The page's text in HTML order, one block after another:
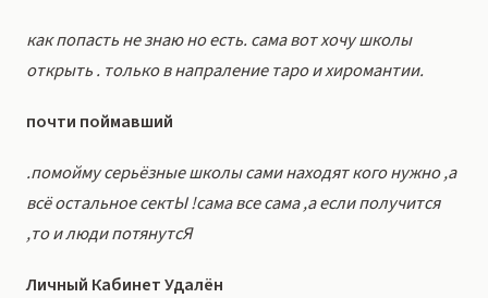
как попасть не знаю но есть. сама вот хочу школы
открыть . только в напраление таро и хиромантии.
почти поймавший
.помойму серьёзные школы сами находят кого нужно ,а
всё остальное сектЫ !сама все сама ,а если получится
,то и люди потянутсЯ
Личный Кабинет Удалён